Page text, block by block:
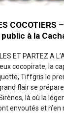
COCOTIERS
à la
ET PARTEZ A
cocopirate, la
Tiffgris le
flair se
là où la
envoutés et n’en